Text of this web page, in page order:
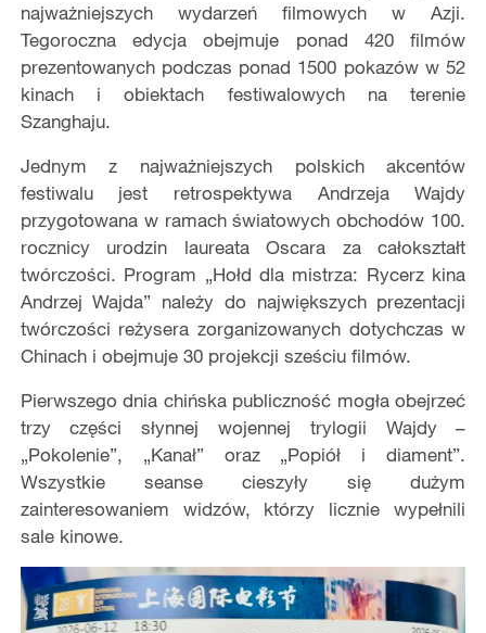
najważniejszych wydarzeń filmowych w Azji.
Tegoroczna edycja obejmuje ponad 420 filmów
prezentowanych podczas ponad 1500 pokazów w 52
kinach i obiektach festiwalowych na terenie
Szanghaju.
Jednym z najważniejszych polskich akcentów
festiwalu jest retrospektywa Andrzeja Wajdy
przygotowana w ramach światowych obchodów 100.
rocznicy urodzin laureata Oscara za całokształt
twórczości. Program „Hołd dla mistrza: Rycerz kina
Andrzej Wajda” należy do największych prezentacji
twórczości reżysera zorganizowanych dotychczas w
Chinach i obejmuje 30 projekcji sześciu filmów.
Pierwszego dnia chińska publiczność mogła obejrzeć
trzy części słynnej wojennej trylogii Wajdy –
„Pokolenie”, „Kanał” oraz „Popiół i diament”.
Wszystkie seanse cieszyły się dużym
zainteresowaniem widzów, którzy licznie wypełnili
sale kinowe.